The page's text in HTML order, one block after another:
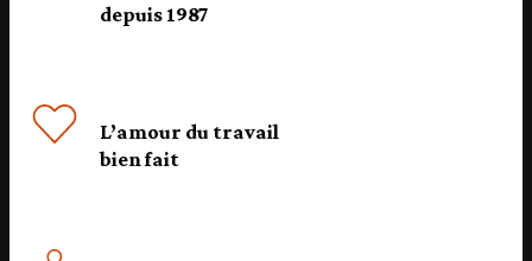
depuis 1987
L’amour du travail
bien fait